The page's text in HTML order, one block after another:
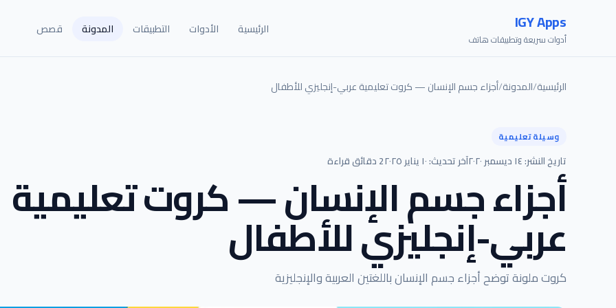
IGY Apps
أدوات سريعة وتطبيقات هاتف
الرئيسية الأدوات التطبيقات المدونة قصص
الرئيسية/المدونة/أجزاء جسم الإنسان — كروت تعليمية عربي-إنجليزي للأطفال
وسيلة تعليمية
تاريخ النشر: ١٤ ديسمبر ٢٠٢٠ آخر تحديث: ١٠ يناير ٢٠٢٥ 2 دقائق قراءة
أجزاء جسم الإنسان — كروت تعليمية
عربي-إنجليزي للأطفال
كروت ملونة توضح أجزاء جسم الإنسان باللغتين العربية والإنجليزية